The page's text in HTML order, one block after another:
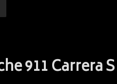
911 Carrera